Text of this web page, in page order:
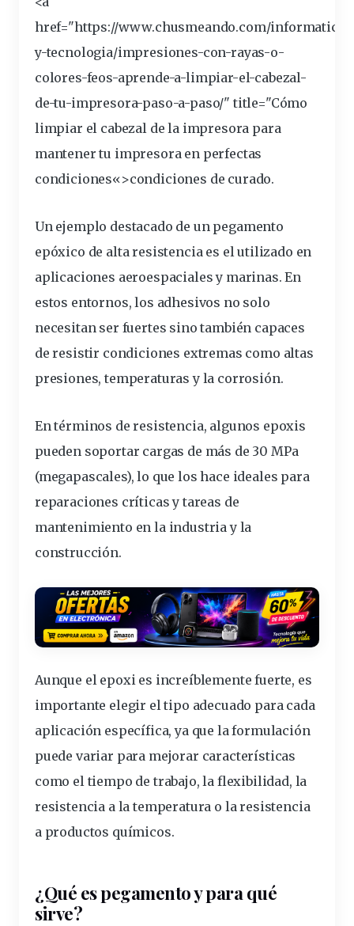
href="https://www.chusmeando.com/informatica-
y-tecnologia/impresiones-con-rayas-o-
colores-feos-aprende-a-limpiar-el-cabezal-
de-tu-impresora-paso-a-paso/" title="Cómo
limpiar el cabezal de la impresora para
mantener tu impresora en perfectas
condiciones«>condiciones de curado.
Un ejemplo destacado de un pegamento
epóxico de alta resistencia es el utilizado en
aplicaciones aeroespaciales y marinas. En
estos entornos, los adhesivos no solo
necesitan ser fuertes sino también capaces
de resistir condiciones extremas como altas
presiones,temperaturas y la corrosión.
En términos de resistencia, algunos epoxis
pueden soportar cargas de más de 30 MPa
(megapascales), lo que los hace ideales para
reparaciones críticas y tareas de
mantenimiento en la industria y la
construcción.
Aunque el epoxi es increíblemente fuerte, es
importante elegir el tipo adecuado para cada
aplicación específica, ya que la formulación
puede variar para mejorar características
como el tiempo de trabajo, la flexibilidad, la
resistencia a la temperatura o la resistencia
a productos químicos.
¿Qué es pegamento y para qué
sirve?